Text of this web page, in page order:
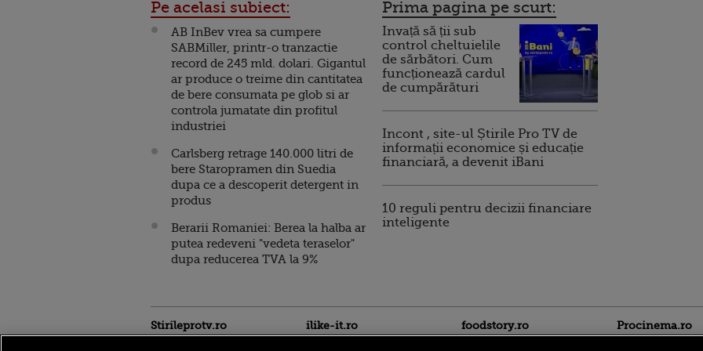
Pe acelasi subiect:
AB InBev vrea sa cumpere
SABMiller, printr-o tranzactie
record de 245 mld. dolari. Gigantul
ar produce o treime din cantitatea
de bere consumata pe glob si ar
controla jumatate din profitul
industriei
Carlsberg retrage 140.000 litri de
bere Staropramen din Suedia
dupa ce a descoperit detergent in
produs
Berarii Romaniei: Berea la halba ar
putea redeveni "vedeta teraselor"
dupa reducerea TVA la 9%
Prima pagina pe scurt:
Invață să ții sub
control cheltuielile
de sărbători. Cum
funcționează cardul
de cumpărături
Incont , site-ul Știrile Pro TV de
informații economice și educație
financiară, a devenit iBani
10 reguli pentru decizii financiare
inteligente
Stirileprotv.ro ilike-it.ro foodstory.ro Procinema.ro